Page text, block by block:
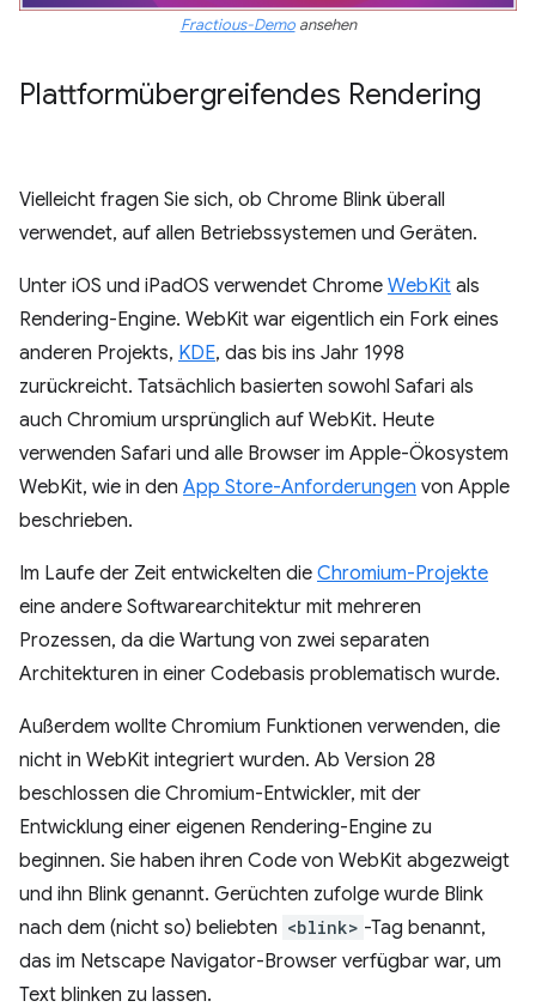
Fractious-Demoansehen
Plattformübergreifendes Rendering
Vielleicht fragen Sie sich, ob Chrome Blink überall
verwendet, auf allen Betriebssystemen und Geräten.
Unter iOS und iPadOS verwendet Chrome WebKit als
Rendering-Engine. WebKit war eigentlich ein Fork eines
anderen Projekts, KDE, das bis ins Jahr 1998
zurückreicht. Tatsächlich basierten sowohl Safari als
auch Chromium ursprünglich auf WebKit. Heute
verwenden Safari und alle Browser im Apple-Ökosystem
WebKit, wie in den App Store-Anforderungen von Apple
beschrieben.
Im Laufe der Zeit entwickelten die Chromium-Projekte
eine andere Softwarearchitektur mit mehreren
Prozessen, da die Wartung von zwei separaten
Architekturen in einer Codebasis problematisch wurde.
Außerdem wollte Chromium Funktionen verwenden, die
nicht in WebKit integriert wurden. Ab Version 28
beschlossen die Chromium-Entwickler, mit der
Entwicklung einer eigenen Rendering-Engine zu
beginnen. Sie haben ihren Code von WebKit abgezweigt
und ihn Blink genannt. Gerüchten zufolge wurde Blink
nach dem (nicht so) beliebten <blink> -Tag benannt,
das im Netscape Navigator-Browser verfügbar war, um
Text blinken zu lassen.